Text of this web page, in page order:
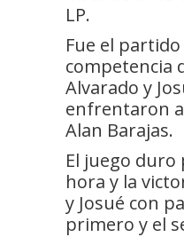
LP.
Fue el
competencia
Alvarado y
enfrentaron
Alan Barajas.
El juego duro
hora y la
y Josué con
primero y el